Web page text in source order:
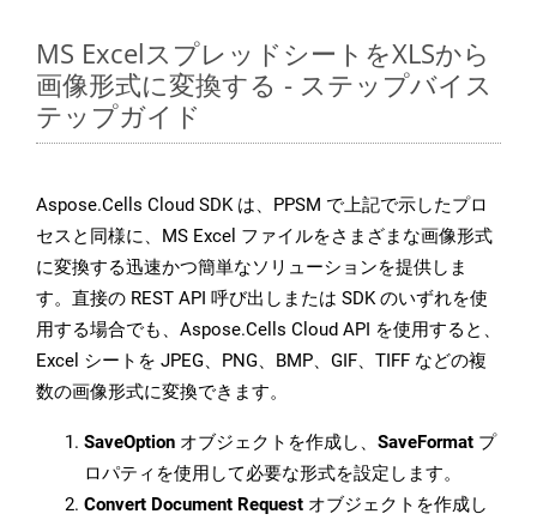
MS ExcelスプレッドシートをXLSから
画像形式に変換する - ステップバイス
テップガイド
Aspose.Cells Cloud SDK は、PPSM で上記で示したプロ
セスと同様に、MS Excel ファイルをさまざまな画像形式
に変換する迅速かつ簡単なソリューションを提供しま
す。直接の REST API 呼び出しまたは SDK のいずれを使
用する場合でも、Aspose.Cells Cloud API を使用すると、
Excel シートを JPEG、PNG、BMP、GIF、TIFF などの複
数の画像形式に変換できます。
SaveOption オブジェクトを作成し、 SaveFormat プ
ロパティを使用して必要な形式を設定します。
Convert Document Request オブジェクトを作成し